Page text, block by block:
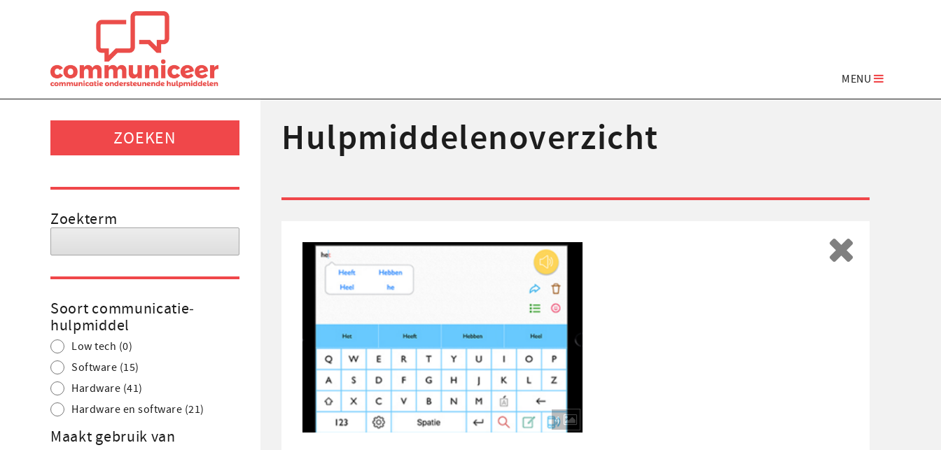
MENU
Zoekterm
Soort communicatie­
hulpmiddel
Low tech (0)
Software (15)
Hardware (41)
Hardware en software (21)
Maakt gebruik van
Hulp­middelenoverzicht
4